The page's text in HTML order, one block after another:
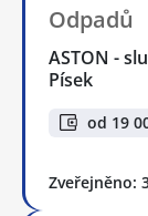
Odpadů
ASTON -
Písek
od 19
Zveřejněno: